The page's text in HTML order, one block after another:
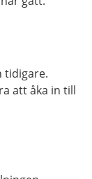
tidigare.
att åka in till